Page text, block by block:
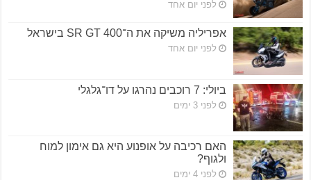
לפני יום אחד
אפריליה משיקה את ה־SR GT 400 בישראל
לפני יום אחד
ביולי: 7 רוכבים נהרגו על דו־גלגלי
לפני 3 ימים
האם רכיבה על אופנוע היא גם אימון למוח
ולגוף?
לפני 4 ימים